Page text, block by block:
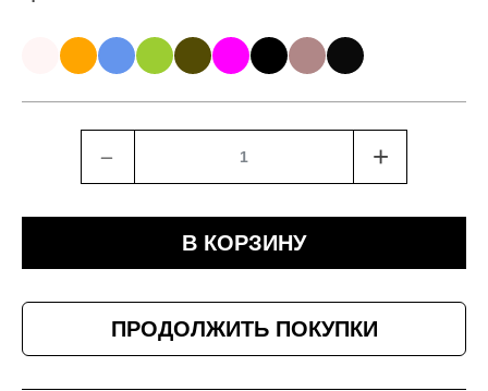
﹣ +
В КОРЗИНУ
ПРОДОЛЖИТЬ ПОКУПКИ